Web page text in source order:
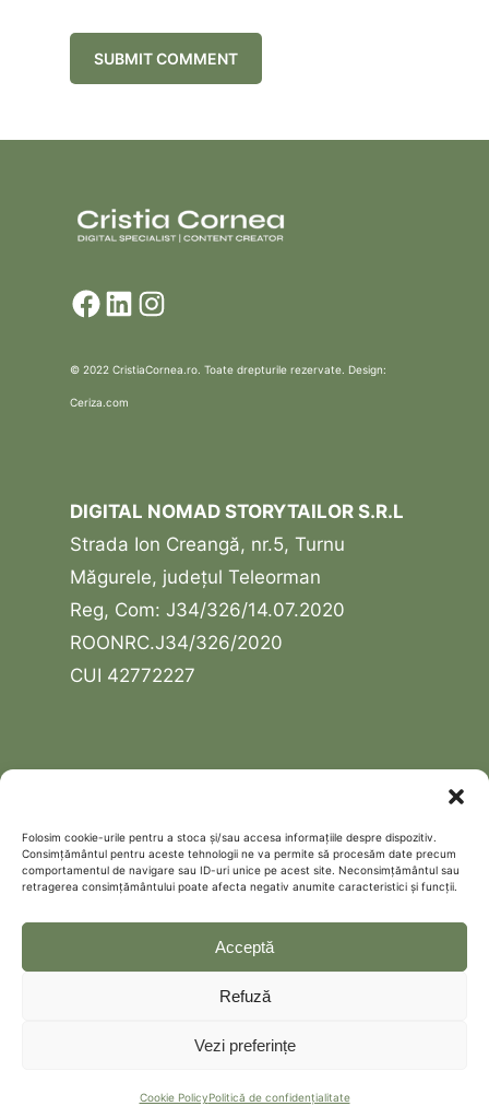
Folosim cookie-urile pentru a stoca și/sau accesa informațiile despre dispozitiv.
Consimțământul pentru aceste tehnologii ne va permite să procesăm date precum
comportamentul de navigare sau ID-uri unice pe acest site. Neconsimțământul sau
retragerea consimțământului poate afecta negativ anumite caracteristici și funcții.
Acceptă
Refuză
Vezi preferințe
Cookie PolicyPolitică de confidențialitate
Facebook
LinkedIn
© 2022 CristiaCornea.ro. Toate drepturile rezervate. Design:
Ceriza.com
DIGITAL NOMAD STORYTAILOR S.R.L
Strada Ion Creangă, nr.5, Turnu
Măgurele, județul Teleorman
Reg, Com: J34/326/14.07.2020
ROONRC.J34/326/2020
CUI 42772227
Contact
Schedule a free discovery call
Politică de confidențialitate